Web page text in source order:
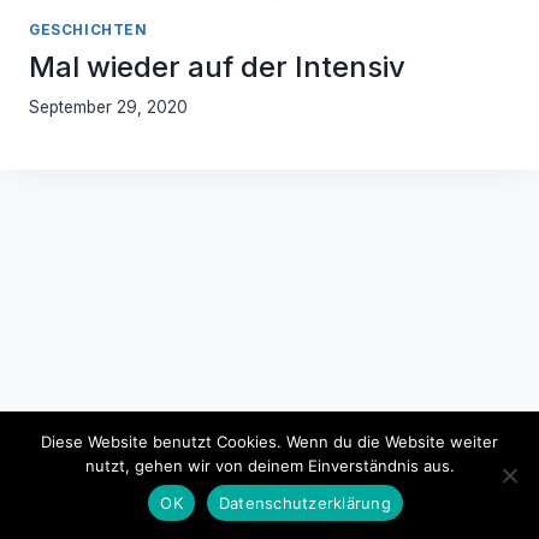
GESCHICHTEN
Mal wieder auf der Intensiv
September 29, 2020
Impressum Datenschutzerklärung
Diese Website benutzt Cookies. Wenn du die Website weiter
nutzt, gehen wir von deinem Einverständnis aus.
OK
Datenschutzerklärung